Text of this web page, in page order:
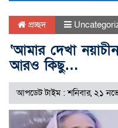
প্রচ্ছদ
‘আমার দেখা
আরও কিছু…
আপডেট টাইম : শনিবার, ২১